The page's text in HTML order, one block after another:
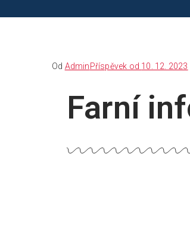
Od AdminPříspěvek od 10. 12. 2023
Farní